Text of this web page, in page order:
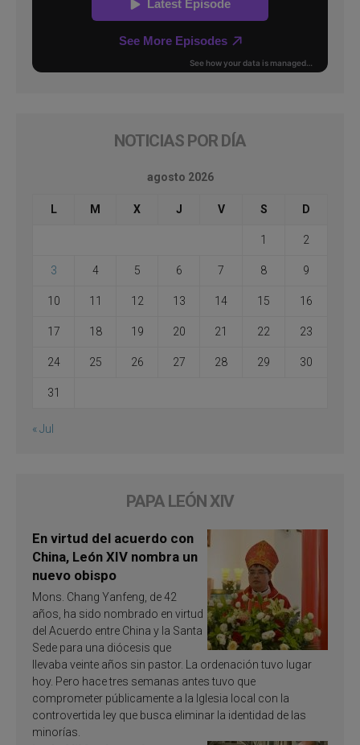
NOTICIAS POR DÍA
agosto 2026
L M X J V S D
1 2
3 4 5 6 7 8 9
10 11 12 13 14 15 16
17 18 19 20 21 22 23
24 25 26 27 28 29 30
31
« Jul
PAPA LEÓN XIV
En virtud del acuerdo con
China, León XIV nombra un
nuevo obispo
Mons. Chang Yanfeng, de 42
años, ha sido nombrado en virtud
del Acuerdo entre China y la Santa
Sede para una diócesis que
llevaba veinte años sin pastor. La ordenación tuvo lugar
hoy. Pero hace tres semanas antes tuvo que
comprometer públicamente a la Iglesia local con la
controvertida ley que busca eliminar la identidad de las
minorías.